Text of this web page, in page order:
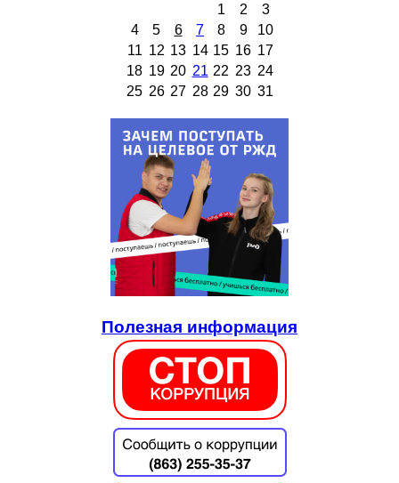
1
2
3
4
5 6 7 8 9
10
11 12 13 14 15 16 17
18 19 20 21 22 23 24
25 26 27 28 29 30 31
Полезная информация